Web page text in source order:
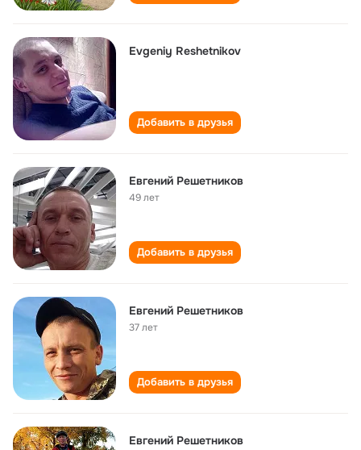
Evgeniy Reshetnikov
Добавить в друзья
Евгений Решетников
49 лет
Добавить в друзья
Евгений Решетников
37 лет
Добавить в друзья
Евгений Решетников